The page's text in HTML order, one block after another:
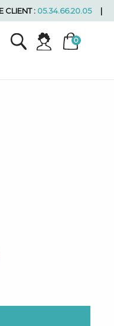
CLIENT : 05.34.66.20.05